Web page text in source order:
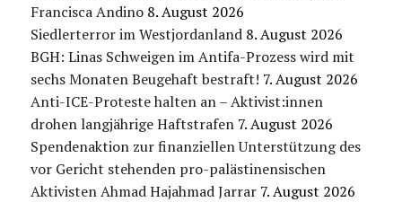
Francisca Andino 8. August 2026
Siedlerterror im Westjordanland 8. August 2026
BGH: Linas Schweigen im Antifa-Prozess wird mit
sechs Monaten Beugehaft bestraft! 7. August 2026
Anti-ICE-Proteste halten an – Aktivist:innen
drohen langjährige Haftstrafen 7. August 2026
Spendenaktion zur finanziellen Unterstützung des
vor Gericht stehenden pro-palästinensischen
Aktivisten Ahmad Hajahmad Jarrar 7. August 2026